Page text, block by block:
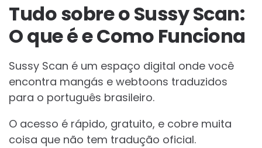
Tudo sobre o Sussy Scan:
O que é e Como Funciona
Sussy Scan é um espaço digital onde você
encontra mangás e webtoons traduzidos
para o português brasileiro.
O acesso é rápido, gratuito, e cobre muita
coisa que não tem tradução oficial.